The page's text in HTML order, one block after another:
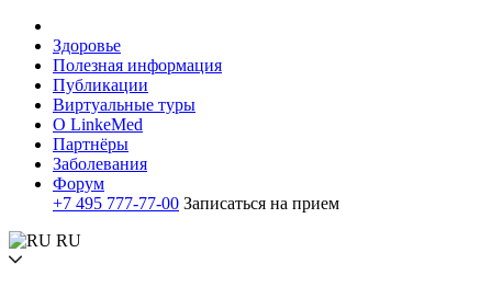
Здоровье
Полезная информация
Публикации
Виртуальные туры
О LinkeMed
Партнёры
Заболевания
Форум
+7 495 777-77-00 Записаться на прием
RU